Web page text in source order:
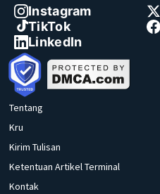
Instagram
TikTok
LinkedIn
Tentang
Kru
Kirim Tulisan
Ketentuan Artikel Terminal
Kontak